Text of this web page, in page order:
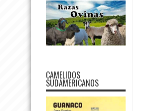
CAMELIDOS
SUDAMERICANOS